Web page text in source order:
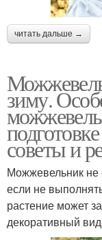
читать дальше →
зиму.
советы и
Можжевельник не
если не
растение может
декоративный